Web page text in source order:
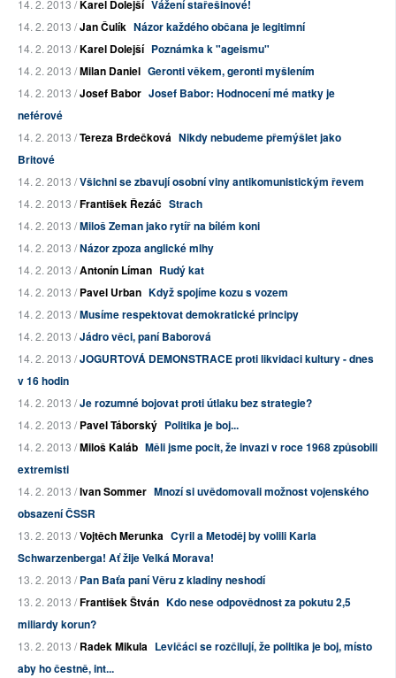
14. 2. 2013 /Karel Dolejší Vážení stařešinové!
14. 2. 2013 /Jan Čulík Názor každého občana je legitimní
14. 2. 2013 /Karel Dolejší Poznámka k "ageismu"
14. 2. 2013 /Milan Daniel Geronti věkem, geronti myšlením
14. 2. 2013 /Josef Babor Josef Babor: Hodnocení mé matky je
neférové
14. 2. 2013 /Tereza Brdečková Nikdy nebudeme přemýšlet jako
Britové
14. 2. 2013 /Všichni se zbavují osobní viny antikomunistickým řevem
14. 2. 2013 /František Řezáč Strach
14. 2. 2013 /Miloš Zeman jako rytíř na bílém koni
14. 2. 2013 /Názor zpoza anglické mlhy
14. 2. 2013 /Antonín Líman Rudý kat
14. 2. 2013 /Pavel Urban Když spojíme kozu s vozem
14. 2. 2013 /Musíme respektovat demokratické principy
14. 2. 2013 /Jádro věci, paní Baborová
14. 2. 2013 /JOGURTOVÁ DEMONSTRACE proti likvidaci kultury - dnes
v 16 hodin
14. 2. 2013 /Je rozumné bojovat proti útlaku bez strategie?
14. 2. 2013 /Pavel Táborský Politika je boj...
14. 2. 2013 /Miloš Kaláb Měli jsme pocit, že invazi v roce 1968 způsobili
extremisti
14. 2. 2013 /Ivan Sommer Mnozí si uvědomovali možnost vojenského
obsazení ČSSR
13. 2. 2013 /Vojtěch Merunka Cyril a Metoděj by volili Karla
Schwarzenberga! Ať žije Velká Morava!
13. 2. 2013 /Pan Baťa paní Věru z kladiny neshodí
13. 2. 2013 /František Štván Kdo nese odpovědnost za pokutu 2,5
miliardy korun?
13. 2. 2013 /Radek Mikula Levičáci se rozčilují, že politika je boj, místo
aby ho čestně, int...